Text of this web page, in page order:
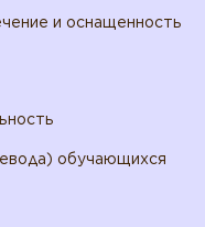
и оснащенность
обучающихся